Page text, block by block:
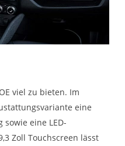
viel zu bieten. Im
eine
sowie eine LED-
Zoll Touchscreen lässt